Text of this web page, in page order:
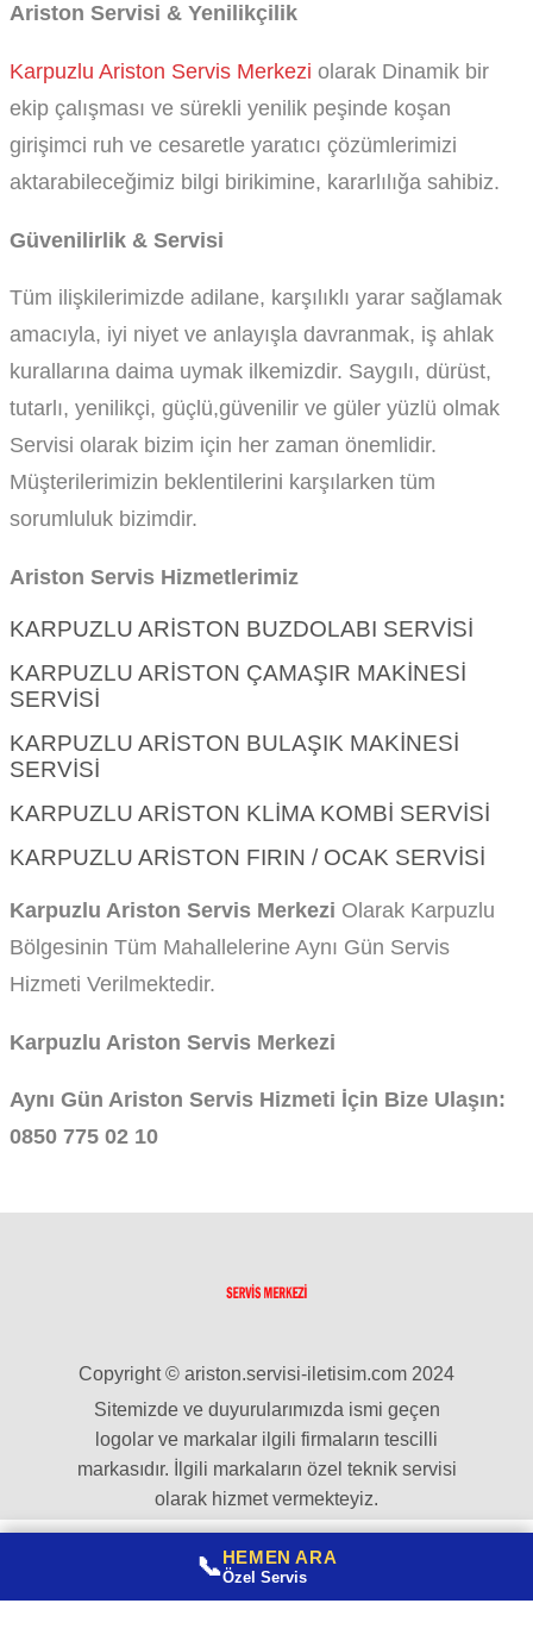
Ariston Servisi & Yenilikçilik
Karpuzlu Ariston Servis Merkezi olarak Dinamik bir
ekip çalışması ve sürekli yenilik peşinde koşan
girişimci ruh ve cesaretle yaratıcı çözümlerimizi
aktarabileceğimiz bilgi birikimine, kararlılığa sahibiz.
Güvenilirlik & Servisi
Tüm ilişkilerimizde adilane, karşılıklı yarar sağlamak
amacıyla, iyi niyet ve anlayışla davranmak, iş ahlak
kurallarına daima uymak ilkemizdir. Saygılı, dürüst,
tutarlı, yenilikçi, güçlü,güvenilir ve güler yüzlü olmak
Servisi olarak bizim için her zaman önemlidir.
Müşterilerimizin beklentilerini karşılarken tüm
sorumluluk bizimdir.
Ariston Servis Hizmetlerimiz
KARPUZLU ARISTON BUZDOLABI SERVISI
KARPUZLU ARISTON ÇAMAŞIR MAKINESI
SERVISI
KARPUZLU ARISTON BULAŞIK MAKINESI
SERVISI
KARPUZLU ARISTON KLIMA KOMBI SERVISI
KARPUZLU ARISTON FIRIN / OCAK SERVISI
Karpuzlu Ariston Servis Merkezi Olarak Karpuzlu
Bölgesinin Tüm Mahallelerine Aynı Gün Servis
Hizmeti Verilmektedir.
Karpuzlu Ariston Servis Merkezi
Aynı Gün Ariston Servis Hizmeti İçin Bize Ulaşın:
0850 775 02 10
Copyright © ariston.servisi-iletisim.com 2024
Sitemizde ve duyurularımızda ismi geçen
logolar ve markalar ilgili firmaların tescilli
markasıdır. İlgili markaların özel teknik servisi
olarak hizmet vermekteyiz.
📞HEMEN ARA
Özel Servis